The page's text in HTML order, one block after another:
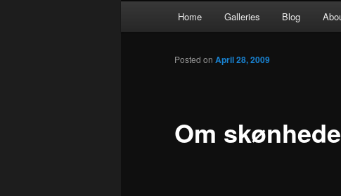
Skip
content
Home Galleries Blog
Om
Posted on April 28, 2009